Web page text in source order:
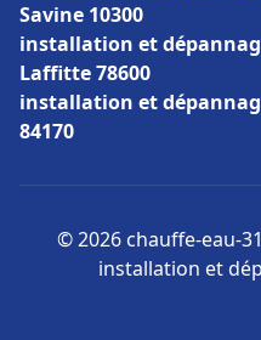
Savine 10300
installation et
Laffitte 78600
installation et
84170
© 2026 chauffe-eau-
installation et